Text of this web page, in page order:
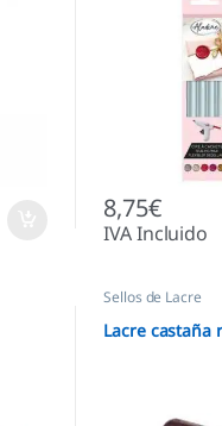
8,75€
IVA Incluido
Sellos de Lacre
Lacre castaña